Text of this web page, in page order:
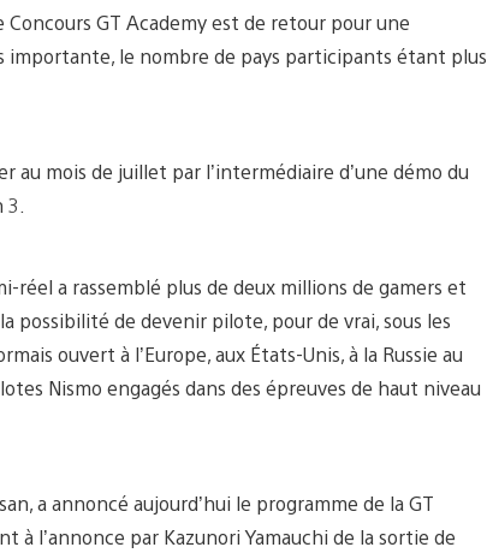
GT Academy est de retour pour une
importante, le nombre de pays participants étant plus
au mois de juillet par l’intermédiaire d’une démo du
réel a rassemblé plus de deux millions de gamers et
possibilité de devenir pilote, pour de vrai, sous les
ouvert à l’Europe, aux États-Unis, à la Russie au
Nismo engagés dans des épreuves de haut niveau
a annoncé aujourd’hui le programme de la GT
à l’annonce par Kazunori Yamauchi de la sortie de